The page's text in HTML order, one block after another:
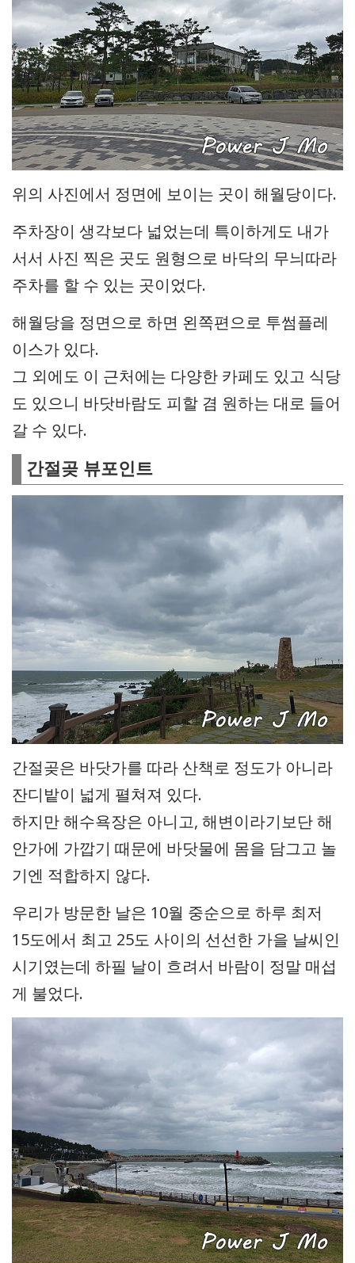
위의 사진에서 정면에 보이는 곳이 해월당이다.
주차장이 생각보다 넓었는데 특이하게도 내가
서서 사진 찍은 곳도 원형으로 바닥의 무늬따라
주차를 할 수 있는 곳이었다.
해월당을 정면으로 하면 왼쪽편으로 투썸플레
이스가 있다.
그 외에도 이 근처에는 다양한 카페도 있고 식당
도 있으니 바닷바람도 피할 겸 원하는 대로 들어
갈 수 있다.
간절곶 뷰포인트
간절곶은 바닷가를 따라 산책로 정도가 아니라
잔디밭이 넓게 펼쳐져 있다.
하지만 해수욕장은 아니고, 해변이라기보단 해
안가에 가깝기 때문에 바닷물에 몸을 담그고 놀
기엔 적합하지 않다.
우리가 방문한 날은 10월 중순으로 하루 최저
15도에서 최고 25도 사이의 선선한 가을 날씨인
시기였는데 하필 날이 흐려서 바람이 정말 매섭
게 불었다.